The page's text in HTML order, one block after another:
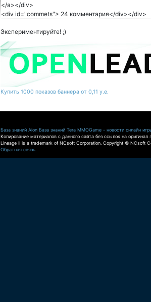
</a></div>
<div id="commets"> 24 комментария</div></div>
Экспериментируйте! ;)
Купить 1000 показов баннера от 0,11 у.е.
База знаний Aion База знаний Tera MMOGame - новости онлайн
Копирование материалов с данного сайта без ссылок на оригинал
Lineage II is a trademark of NCsoft Corporation. Copyright © NCsoft
Обратная связь